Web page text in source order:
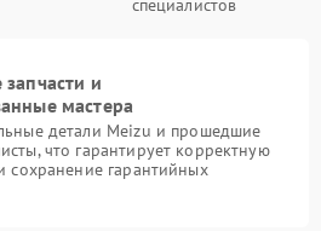
специалистов
и
мастера
детали Meizu и прошедшие
что гарантирует корректную
сохранение гарантийных